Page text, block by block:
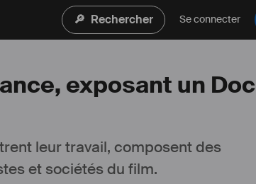
🔎 Rechercher Se connecter
exposant un
leur travail, composent des
et sociétés du film.